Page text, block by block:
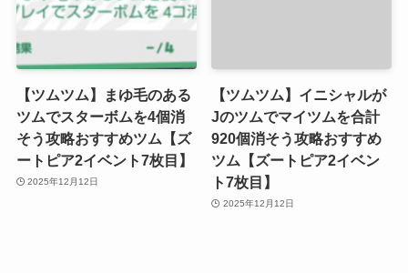
【ツムツム】まゆ毛のある
ツムでスターボムを4個消
そう攻略おすすめツム【ズ
ートピア2イベント7枚目】
2025年12月12日
【ツムツム】イニシャルが
Jのツムでマイツムを合計
920個消そう攻略おすすめ
ツム【ズートピア2イベン
ト7枚目】
2025年12月12日